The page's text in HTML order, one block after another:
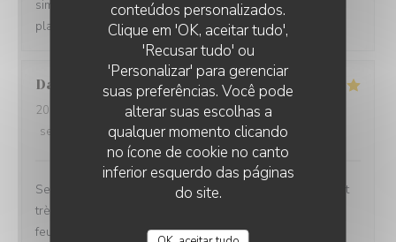
conteúdos personalizados.
Clique em 'OK, aceitar tudo',
'Recusar tudo' ou
'Personalizar' para gerenciar
suas preferências. Você pode
alterar suas escolhas a
qualquer momento clicando
no ícone de cookie no canto
inferior esquerdo das páginas
do site.
simplement topissime. Nous reviendrons avec grand
plaisir !
David
2026-08-04
- 12:30 - guests 5
service
ambience: 5/5 menu:5 /5 quality_price
Service impeccable et convivial. Nourriture excellente et
très copieuse. Je recommande particulièrement le mille
feuille à la crème noisette-vanille. Un délice 😋